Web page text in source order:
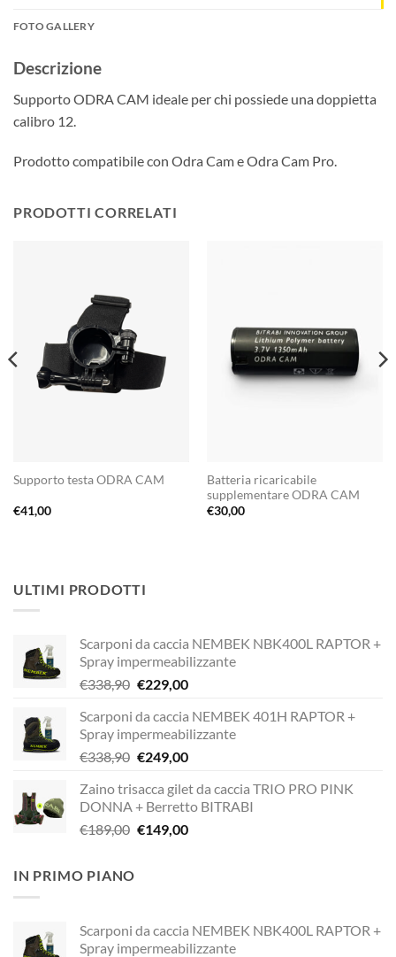
FOTO GALLERY
Descrizione
Supporto ODRA CAM ideale per chi possiede una doppietta
calibro 12.
Prodotto compatibile con Odra Cam e Odra Cam Pro.
PRODOTTI CORRELATI
Supporto testa ODRA CAM
€41,00
Batteria ricaricabile
supplementare ODRA CAM
€30,00
ULTIMI PRODOTTI
Scarponi da caccia NEMBEK NBK400L RAPTOR +
Spray impermeabilizzante
€338,90 Il
originale
era:
€338,90.
€229,00Il
attuale
è:
€229,00.
Scarponi da caccia NEMBEK 401H RAPTOR +
Spray impermeabilizzante
€338,90 Il
originale
era:
€338,90.
€249,00Il
attuale
è:
€249,00.
Zaino trisacca gilet da caccia TRIO PRO PINK
DONNA + Berretto BITRABI
€189,00 Il
€149,00Il
IN PRIMO PIANO
Scarponi da caccia NEMBEK NBK400L RAPTOR +
Spray impermeabilizzante